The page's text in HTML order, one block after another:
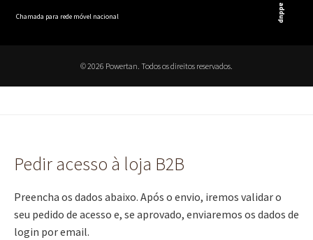
Chamada para rede móvel nacional addup
© 2026 Powertan. Todos os direitos reservados.
Pedir acesso à loja B2B
Preencha os dados abaixo. Após o envio, iremos validar o
seu pedido de acesso e, se aprovado, enviaremos os dados de
login por email.